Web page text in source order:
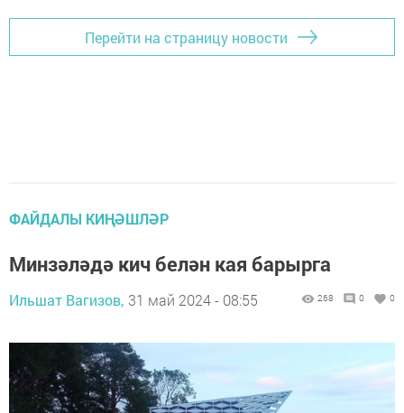
Перейти на страницу новости
ФАЙДАЛЫ КИҢӘШЛӘР
Минзәләдә кич белән кая барырга
Ильшат Вагизов, 31 май 2024 - 08:55 268 0 0